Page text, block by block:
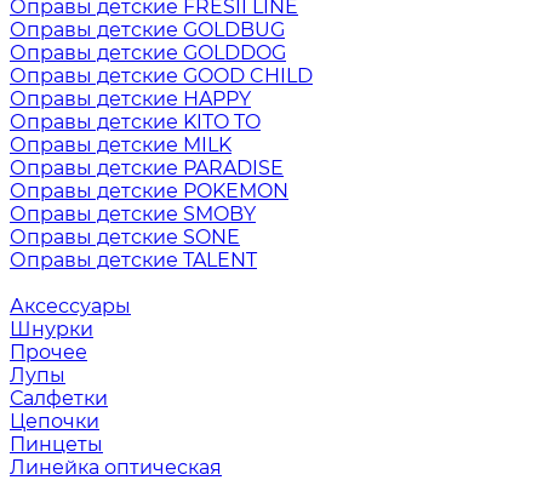
Оправы детские FRESII LINE
Оправы детские GOLDBUG
Оправы детские GOLDDOG
Оправы детские GOOD CHILD
Оправы детские HAPPY
Оправы детские KITO TO
Оправы детские MILK
Оправы детские PARADISE
Оправы детские POKEMON
Оправы детские SMOBY
Оправы детские SONE
Оправы детские TALENT
Аксессуары
Шнурки
Прочее
Лупы
Салфетки
Цепочки
Пинцеты
Линейка оптическая